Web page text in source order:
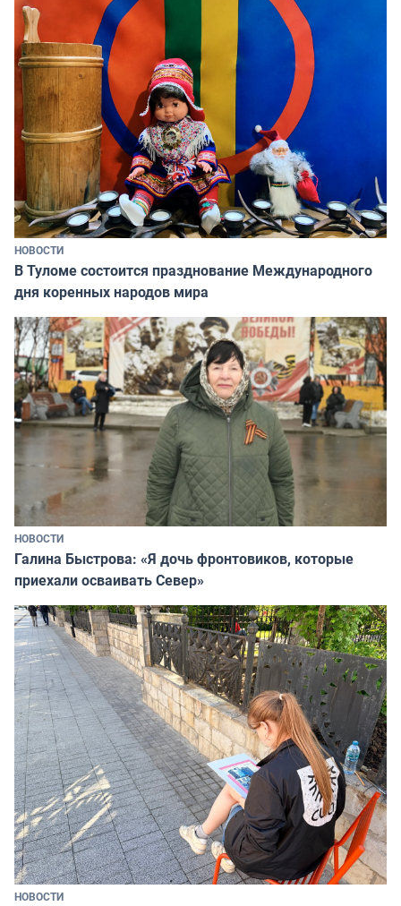
НОВОСТИ
В Туломе состоится празднование Международного
дня коренных народов мира
НОВОСТИ
Галина Быстрова: «Я дочь фронтовиков, которые
приехали осваивать Север»
НОВОСТИ